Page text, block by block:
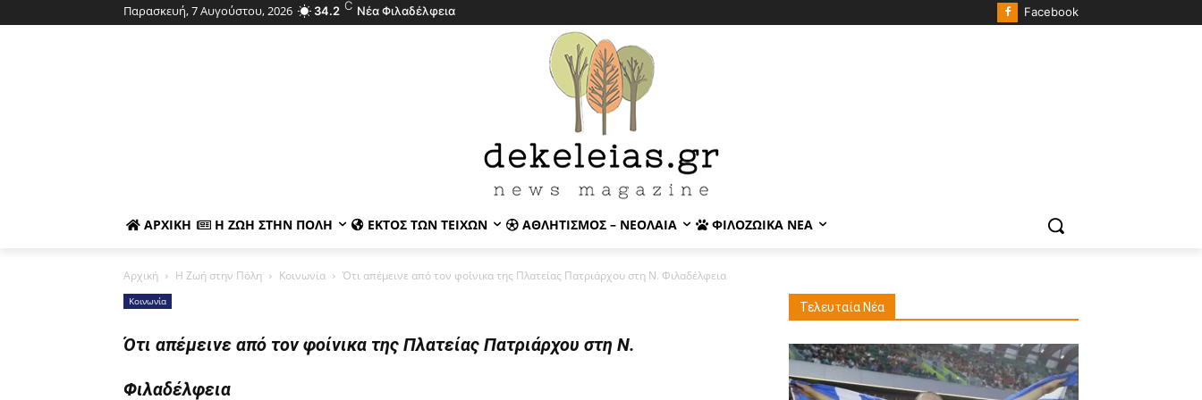
Παρασκευή, 7 Αυγούστου, 2026 34.2 C Νέα Φιλαδέλφεια Facebook
ΑΡΧΙΚΉ Η ΖΩΉ ΣΤΗΝ ΠΌΛΗ ΕΚΤΌΣ ΤΩΝ ΤΕΙΧΏΝ ΑΘΛΗΤΙΣΜΌΣ – ΝΕΟΛΑΊΑ ΦΙΛΟΖΩΙΚΆ ΝΈΑ
Αρχική Η Ζωή στην Πόλη Κοινωνία Ότι απέμεινε από τον φοίνικα της Πλατείας Πατριάρχου στη Ν. Φιλαδέλφεια
Κοινωνία
Ότι απέμεινε από τον φοίνικα της Πλατείας Πατριάρχου στη Ν.
Φιλαδέλφεια
Τελευταία Νέα